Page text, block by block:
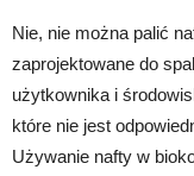
Nie, nie można palić
zaprojektowane do
użytkownika i
które nie jest
Używanie nafty w